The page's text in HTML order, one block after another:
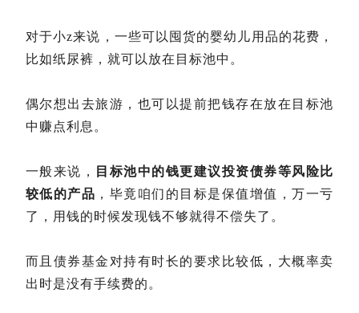
对于小z来说，一些可以囤货的婴幼儿用品的花费，
比如纸尿裤，就可以放在目标池中。
偶尔想出去旅游，也可以提前把钱存在放在目标池
中赚点利息。
一般来说，
目标池中的钱更建议投资债券等风险比
较低的产品 ，毕竟咱们的目标是保值增值，万一亏
了，用钱的时候发现钱不够就得不偿失了。
而且债券基金对持有时长的要求比较低，大概率卖
出时是没有手续费的。